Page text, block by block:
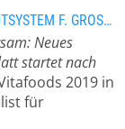
zu
zu
für
Glatt diese
und Pellets.
Kunden
KLEINES WIRBELSCHICHTSYSTEM F. GROSSEN AGGLOMERATIONSANSPRUCH
Neues
startet nach
2019 in
für